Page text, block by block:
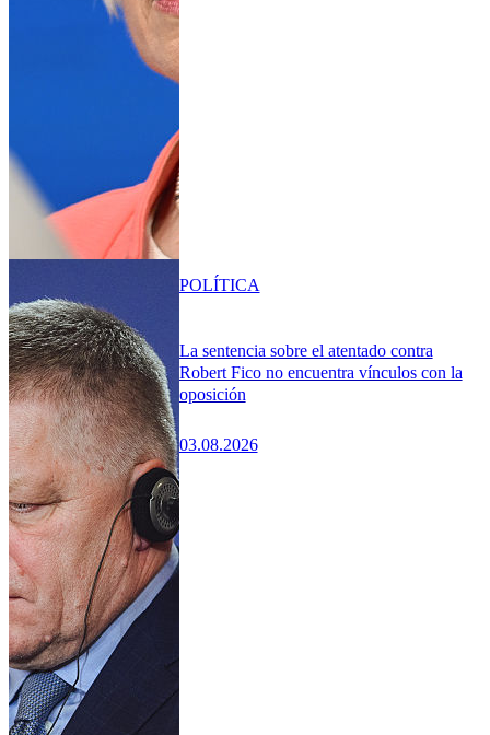
La sentencia sobre el atentado contra
Robert Fico no encuentra vínculos con la
oposición
03.08.2026
POLÍTICA